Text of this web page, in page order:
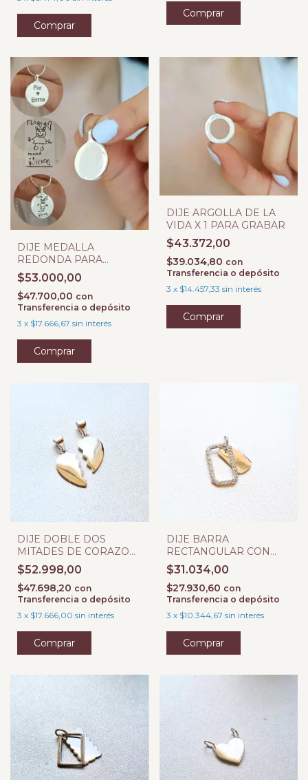
DIJE MEDALLA
REDONDA PARA
GRABAR DIBUJO
$53.000,00
$47.700,00 con
Transferencia o depósito
3 x $17.666,67 sin interés
DIJE ARGOLLA DE LA
VIDA X 1 PARA GRABAR
$43.372,00
$39.034,80 con
Transferencia o depósito
3 x $14.457,33 sin interés
DIJE DOBLE DOS
MITADES DE CORAZON
PARA GRABAR
$52.998,00
$47.698,20 con
Transferencia o depósito
3 x $17.666,00 sin interés
DIJE BARRA
RECTANGULAR CON
BORDES MICROPAVE
PARA GRABAR
$31.034,00
$27.930,60 con
Transferencia o depósito
3 x $10.344,67 sin interés